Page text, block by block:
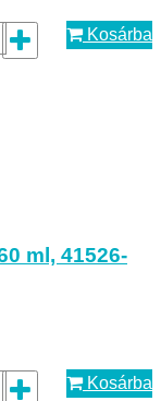
Kosárba
ml, 41526-
Kosárba